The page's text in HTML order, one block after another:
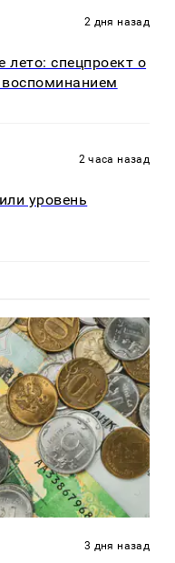
2 дня назад
лето: спецпроект о
воспоминанием
2 часа назад
уровень
3 дня назад